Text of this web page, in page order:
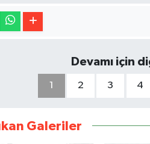
Devamı için
1 2 3 4
Galeriler